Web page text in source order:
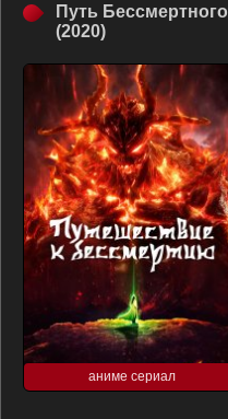
Путь Бессмертного
(2020)
аниме сериал